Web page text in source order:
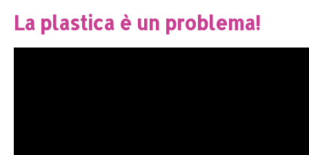
La plastica è un problema!